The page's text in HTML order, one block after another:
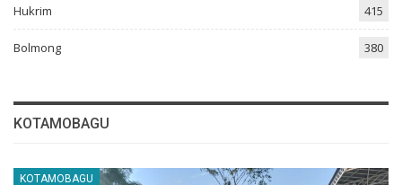
Hukrim 415
Bolmong 380
KOTAMOBAGU
KOTAMOBAGU